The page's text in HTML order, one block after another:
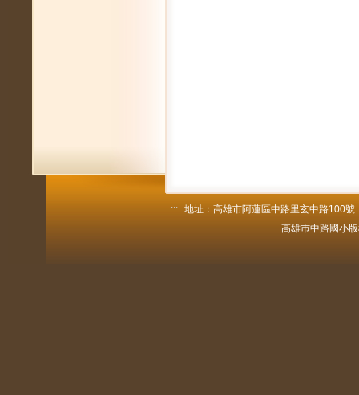
::: 地址：高雄市阿蓮區中路里玄中路100
高雄巿中路國小